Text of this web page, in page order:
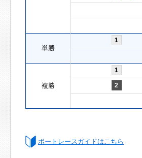
単勝
1
複勝
1
2
ボートレースガイドはこちら